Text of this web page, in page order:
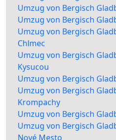
Umzug von Bergisch
Umzug von Bergisch
Umzug von Bergisch
Chlmec
Umzug von Bergisch
Kysucou
Umzug von Bergisch
Umzug von Bergisch
Krompachy
Umzug von Bergisch
Umzug von Bergisch
Nové Mesto